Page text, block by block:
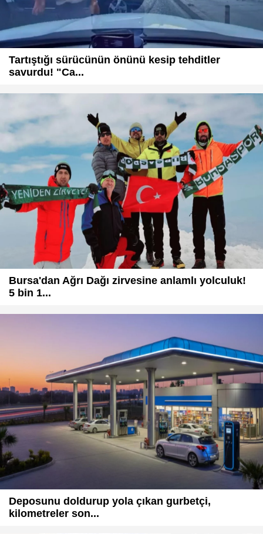
Tartıştığı sürücünün önünü kesip tehditler
savurdu! "Ca...
Bursa'dan Ağrı Dağı zirvesine anlamlı yolculuk!
5 bin 1...
Deposunu doldurup yola çıkan gurbetçi,
kilometreler son...